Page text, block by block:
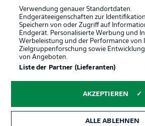
© 2026 Bundesliga-Gruppe
Verwendung genauer Standortdaten.
Endgeräteeigenschaften zur
Speichern von oder Zugriff auf
Endgerät. Personalisierte Werbung und
Werbeleistung und der Performance von
Zielgruppenforschung sowie
von Angeboten.
Liste der Partner (Lieferanten)
AKZEPTIEREN
ALLE ABLEHNEN